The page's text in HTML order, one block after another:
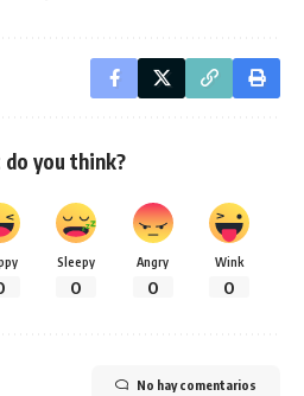
you think?
Sleepy
0
Angry
0
Wink
0
No hay comentarios